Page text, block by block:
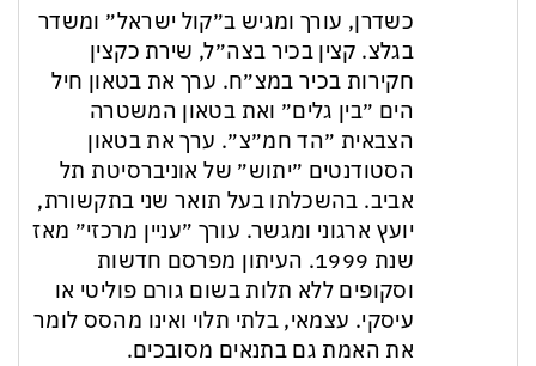
כשדרן, עורך ומגיש ב״קול ישראל״ ומשדר
בגלצ. קצין בכיר בצה״ל, שירת כקצין
חקירות בכיר במצ״ח. ערך את בטאון חיל
הים ״בין גלים״ ואת בטאון המשטרה
הצבאית ״הד חמ״צ״. ערך את בטאון
הסטודנטים ״יתוש״ של אוניברסיטת תל
אביב. בהשכלתו בעל תואר שני בתקשורת,
יועץ ארגוני ומגשר. עורך ״עניין מרכזי״ מאז
שנת 1999. העיתון מפרסם חדשות
וסקופים ללא תלות בשום גורם פוליטי או
עיסקי. עצמאי, בלתי תלוי ואינו מהסס לומר
את האמת גם בתנאים מסובכים.